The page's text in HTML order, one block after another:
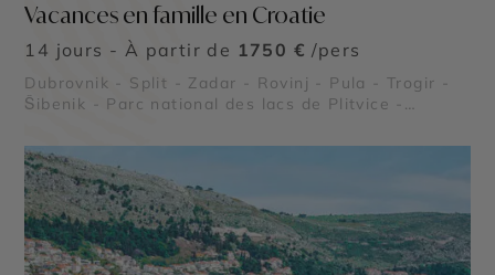
Vacances en famille en Croatie
14 jours - À partir de 1750 € /pers
Dubrovnik - Split - Zadar - Rovinj - Pula - Trogir -
Šibenik - Parc national des lacs de Plitvice -
Šibenik - Forteresses de Dubrovnik - Grotte Bleue
de Biševo - Palais de Dioclétien - Orgue marin de
Zadar